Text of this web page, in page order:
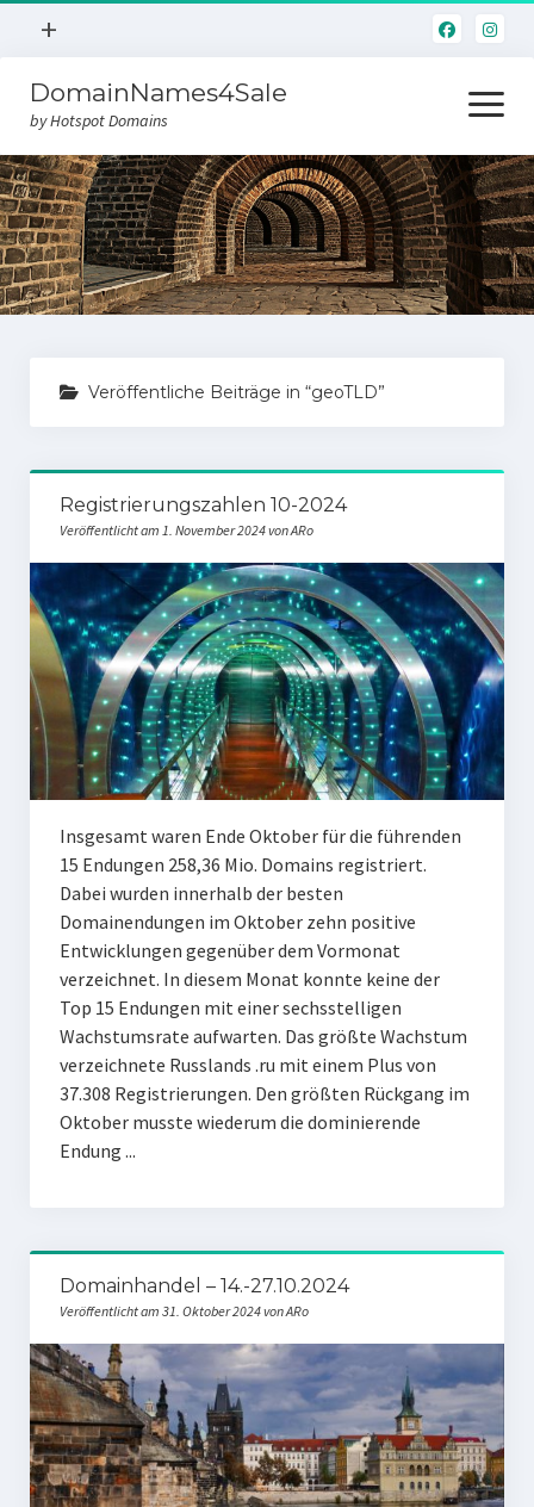
Menü
+
Hotspot.Domains
DomainNames4Sale
by Hotspot Domains
Menü
öffnen
Home
Domainverkauf
Veröffentliche Beiträge in “geoTLD”
Registrierungszahlen 10-2024
Veröffentlicht am 1. November 2024 von ARo
Insgesamt waren Ende Oktober für die führenden
15 Endungen 258,36 Mio. Domains registriert.
Dabei wurden innerhalb der besten
Domainendungen im Oktober zehn positive
Entwicklungen gegenüber dem Vormonat
verzeichnet. In diesem Monat konnte keine der
Top 15 Endungen mit einer sechsstelligen
Wachstumsrate aufwarten. Das größte Wachstum
verzeichnete Russlands .ru mit einem Plus von
37.308 Registrierungen. Den größten Rückgang im
Oktober musste wiederum die dominierende
Endung ...
Domainhandel – 14.-27.10.2024
Veröffentlicht am 31. Oktober 2024 von ARo